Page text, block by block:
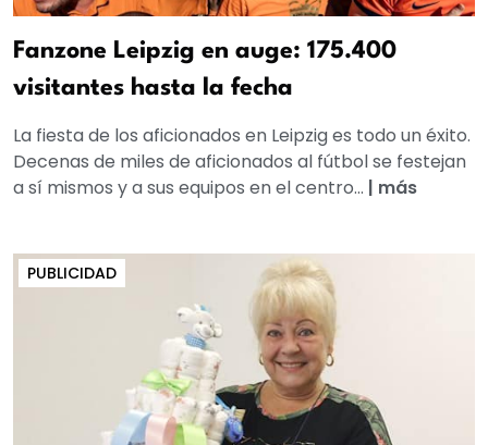
Fanzone Leipzig en auge: 175.400
visitantes hasta la fecha
La fiesta de los aficionados en Leipzig es todo un éxito.
Decenas de miles de aficionados al fútbol se festejan
a sí mismos y a sus equipos en el centro... | más
PUBLICIDAD